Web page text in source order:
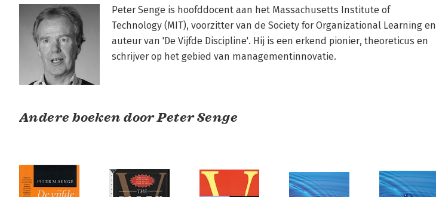
Peter Senge is hoofddocent aan het Massachusetts Institute of
Technology (MIT), voorzitter van de Society for Organizational Learning en
auteur van 'De Vijfde Discipline'. Hij is een erkend pionier, theoreticus en
schrijver op het gebied van managementinnovatie.
Andere boeken door Peter Senge